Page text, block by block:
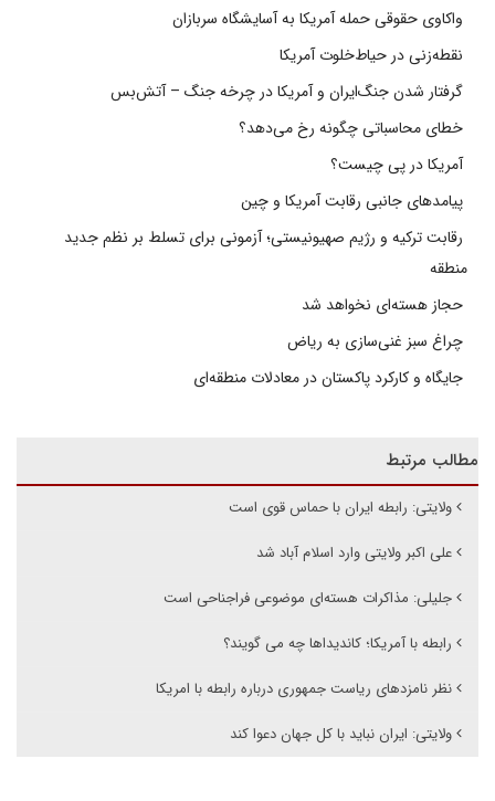
واکاوی حقوقی حمله آمریکا به آسایشگاه سربازان
نقطه‌زنی در حیاط‌خلوت آمریکا
گرفتار شدن جنگ‌ایران و آمریکا در چرخه جنگ – آتش‌بس
خطای محاسباتی چگونه رخ می‌دهد؟
آمریکا در پی چیست؟
پیامدهای جانبی رقابت آمریکا و چین
رقابت ترکیه و رژیم صهیونیستی؛ آزمونی برای تسلط بر نظم جدید
منطقه
حجاز هسته‌ای نخواهد شد
چراغ سبز غنی‌سازی به ریاض
جایگاه و کارکرد پاکستان در معادلات منطقه‌ای
مطالب مرتبط
ولایتی: رابطه ایران با حماس قوی است
علی اکبر ولایتی وارد اسلام آباد شد
جلیلی:‌ مذاکرات هسته‌ای موضوعی فراجناحی است
رابطه با آمریکا؛ کاندیداها چه می گویند؟
نظر نامزدهای ریاست جمهوری درباره رابطه با امریکا
ولایتی: ایران نباید با کل جهان دعوا کند